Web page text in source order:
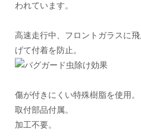
われています。
高速走行中、フロントガラスに
げて付着を防止。
傷が付きにくい特殊樹脂を使用。
取付部品付属。
加工不要。